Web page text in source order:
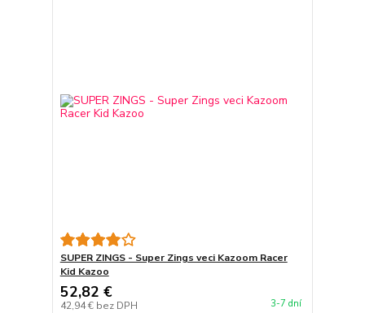
SUPER ZINGS - Super Zings veci Kazoom Racer
Kid Kazoo
52,82 €
42,94 € bez DPH 3-7 dní